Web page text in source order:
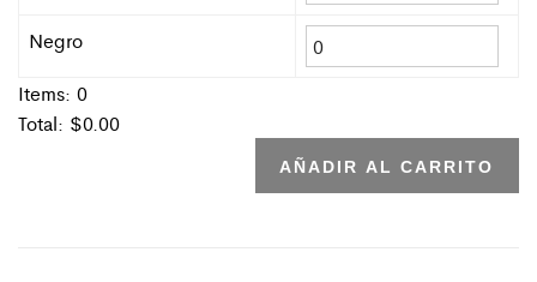
Negro
Items: 0
Total: $0.00
AÑADIR AL CARRITO